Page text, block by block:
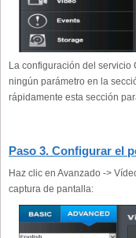
La configuración del servicio
ningún parámetro en la
rápidamente esta sección
Paso 3. Configurar el
Haz clic en Avanzado ->
captura de pantalla: